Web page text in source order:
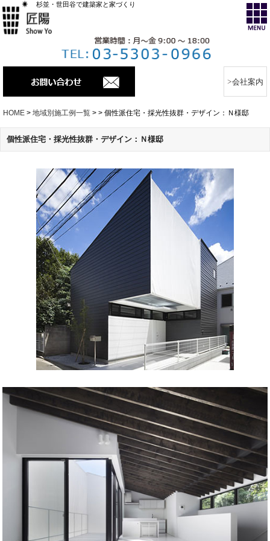
杉並・世田谷で建築家と家づくり
会社案内
HOME > 地域別施工例一覧 > > 個性派住宅・採光性抜群・デザイン：Ｎ様邸
個性派住宅・採光性抜群・デザイン：Ｎ様邸